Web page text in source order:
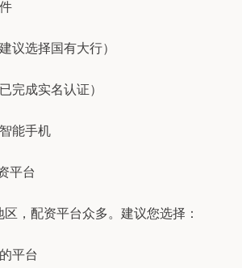
议选择国有大行）
完成实名认证）
能手机
平台
，配资平台众多。建议您选择：
平台